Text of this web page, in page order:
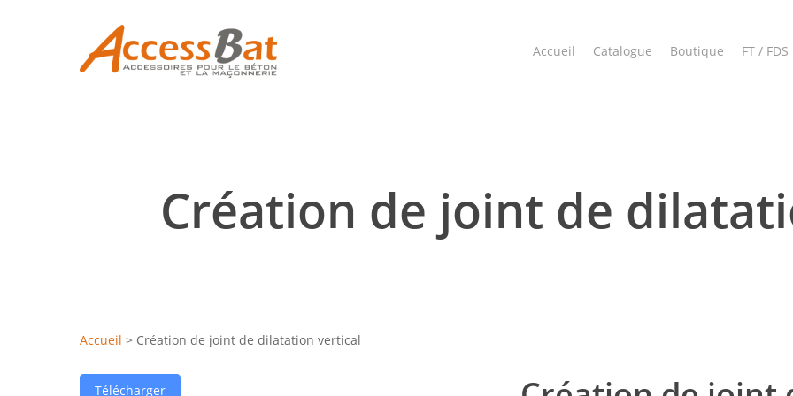
Accueil Catalogue Boutique FT / FDS
Création de joint de
Accueil > Création de joint de dilatation vertical
Télécharger